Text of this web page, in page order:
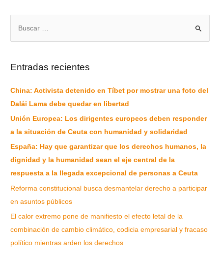
Entradas recientes
China: Activista detenido en Tíbet por mostrar una foto del
Dalái Lama debe quedar en libertad
Unión Europea: Los dirigentes europeos deben responder
a la situación de Ceuta con humanidad y solidaridad
España: Hay que garantizar que los derechos humanos, la
dignidad y la humanidad sean el eje central de la
respuesta a la llegada excepcional de personas a Ceuta
Reforma constitucional busca desmantelar derecho a participar
en asuntos públicos
El calor extremo pone de manifiesto el efecto letal de la
combinación de cambio climático, codicia empresarial y fracaso
político mientras arden los derechos